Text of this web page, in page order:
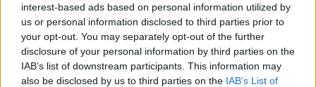
interest-based ads based on personal information utilized by
us or personal information disclosed to third parties prior to
your opt-out. You may separately opt-out of the further
disclosure of your personal information by third parties on the
IAB’s list of downstream participants. This information may
also be disclosed by us to third parties on the IAB’s List of